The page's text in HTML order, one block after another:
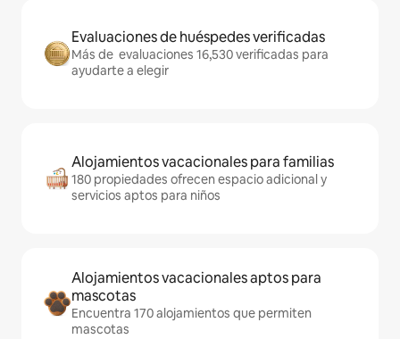
Evaluaciones de huéspedes verificadas
Más de evaluaciones 16,530 verificadas para
ayudarte a elegir
Alojamientos vacacionales para familias
180 propiedades ofrecen espacio adicional y
servicios aptos para niños
Alojamientos vacacionales aptos para
mascotas
Encuentra 170 alojamientos que permiten
mascotas